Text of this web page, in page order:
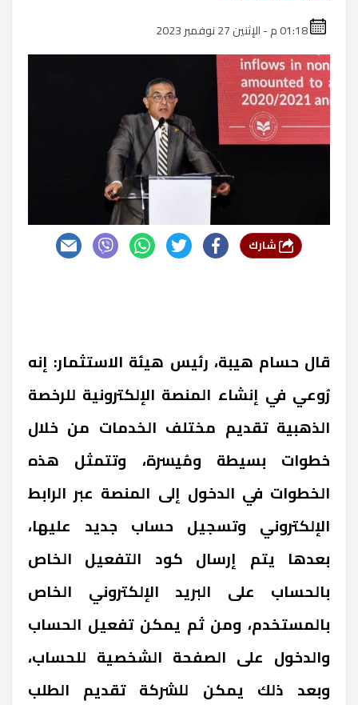
قال حسام هيبة، رئيس هيئة الاستثمار: إنه
رُوعي في إنشاء المنصة الإلكترونية للرخصة
الذهبية تقديم مختلف الخدمات من خلال
خطوات بسيطة ومُيسرة، وتتمثل هذه
الخطوات في الدخول إلى المنصة عبر الرابط
الإلكتروني وتسجيل حساب جديد عليها،
بعدها يتم إرسال كود التفعيل الخاص
بالحساب على البريد الإلكتروني الخاص
بالمستخدم، ومن ثم يمكن تفعيل الحساب
والدخول على الصفحة الشخصية للحساب،
وبعد ذلك يمكن للشركة تقديم الطلب